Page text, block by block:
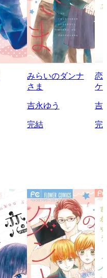
みらいのダンナ
さま
吉永ゆう
完結
恋
ケ
吉
完